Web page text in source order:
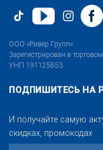
ООО «Ривер Групп»
Зарегистрирован в
УНП 191125853
ПОДПИШИТЕСЬ НА
И получайте самую
скидках, промокодах